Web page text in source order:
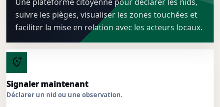
suivre les pièges, visualiser les zones touchées et
faciliter la mise en relation avec les acteurs locaux.
add_location_alt
Signaler maintenant
Déclarer un nid ou une observation.